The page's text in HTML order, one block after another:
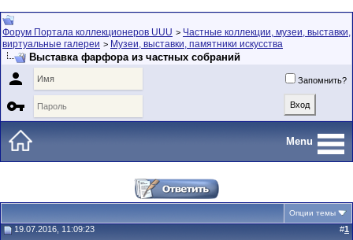
Форум Портала коллекционеров UUU > Частные коллекции, музеи, выставки,
виртуальные галереи > Музеи, выставки, памятники искусства
Выставка фарфора из частных собраний
 Запомнить?

Menu
Опции темы
19.07.2016, 11:09:23 #1